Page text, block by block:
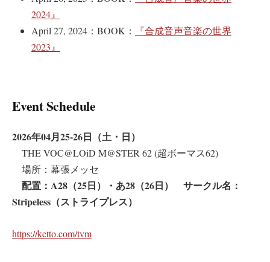
2024』
April 27, 2024：BOOK：
『合成音声音楽の世界
2023』
Event Schedule
2026年04月25-26日（土・日）
THE VOC@LOiD M@STER 62 (超ボーマス62)
場所：幕張メッセ
配置：A28（25日）・あ28（26日） サークル名：
Stripeless（ストライプレス）
https://ketto.com/tvm